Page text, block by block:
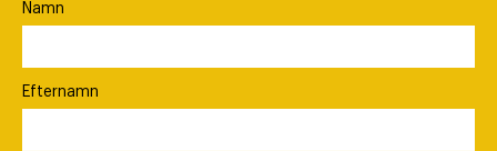
Namn
Efternamn